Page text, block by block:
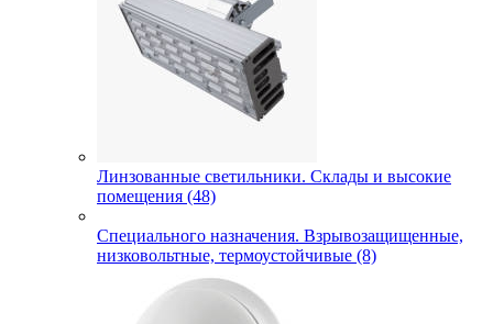
Линзованные светильники. Склады и высокие
помещения (48)
Специального назначения. Взрывозащищенные,
низковольтные, термоустойчивые (8)